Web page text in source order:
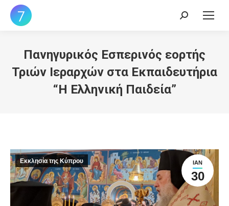
Search:
Πανηγυρικός Εσπερινός εορτής
Τριών Ιεραρχών στα Εκπαιδευτήρια
“Η Ελληνική Παιδεία”
ΙΑΝ
30
Εκκλησία της Κύπρου